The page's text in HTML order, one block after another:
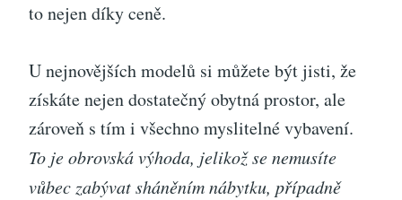
to nejen díky ceně.
U nejnovějších modelů si můžete být jisti, že
získáte nejen dostatečný obytná prostor, ale
zároveň s tím i všechno myslitelné vybavení.
To je obrovská výhoda, jelikož se nemusíte
vůbec zabývat sháněním nábytku, případně